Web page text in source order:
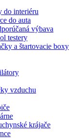
do interiéru
do auta
výbava
testery
a štartovacie boxy
vzduchu
krájače